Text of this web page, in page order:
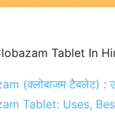
Tablet In
(क्लोबाजम टैबलेट) :
Tablet: Uses,